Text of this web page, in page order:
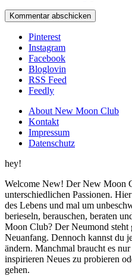
Pinterest
Instagram
Facebook
Bloglovin
RSS Feed
Feedly
About New Moon Club
Kontakt
Impressum
Datenschutz
hey!
Welcome New! Der New Moon
unterschiedlichen Passionen.
des Lebens und mal um
berieseln, berauschen, beraten
Moon Club? Der Neumond
Neuanfang. Dennoch kannst du
ändern. Manchmal braucht es
inspirieren Neues zu probieren
gehen.